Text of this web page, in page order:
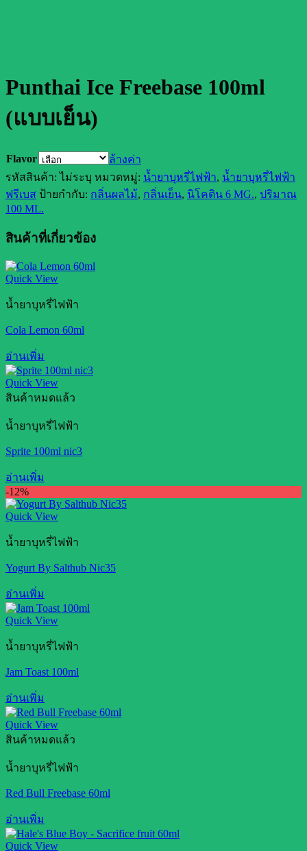
Punthai Ice Freebase 100ml
(แบบเย็น)
Flavor
ล้างค่า
รหัสสินค้า:ไม่ระบุ หมวดหมู่: น้ำยาบุหรี่ไฟฟ้า, น้ำยาบุหรี่ไฟฟ้า
ฟรีเบส ป้ายกำกับ: กลิ่นผลไม้, กลิ่นเย็น, นิโคติน 6 MG., ปริมาณ
100 ML.
สินค้าที่เกี่ยวข้อง
Quick View
น้ำยาบุหรี่ไฟฟ้า
Cola Lemon 60ml
อ่านเพิ่ม
Quick View
สินค้าหมดแล้ว
น้ำยาบุหรี่ไฟฟ้า
Sprite 100ml nic3
อ่านเพิ่ม
-12%
Quick View
น้ำยาบุหรี่ไฟฟ้า
Yogurt By Salthub Nic35
อ่านเพิ่ม
Quick View
น้ำยาบุหรี่ไฟฟ้า
Jam Toast 100ml
อ่านเพิ่ม
Quick View
สินค้าหมดแล้ว
น้ำยาบุหรี่ไฟฟ้า
Red Bull Freebase 60ml
อ่านเพิ่ม
Quick View